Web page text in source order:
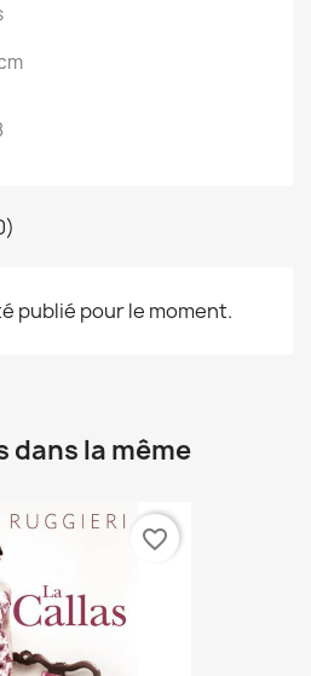
publié pour le moment.
la même
favorite_border